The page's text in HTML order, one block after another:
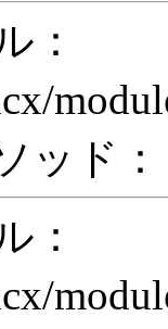
：
ッド：
：